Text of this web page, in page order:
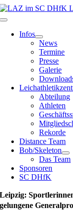
Zum
Inhalt
Toggle
Navigation
Infos
News
Termine
Presse
Galerie
Abteilung
Athleten
Rekorde
Distance Team
Bob/Skeleton
Das Team
Sponsoren
SC DHfK
Leipzig:
gelungene